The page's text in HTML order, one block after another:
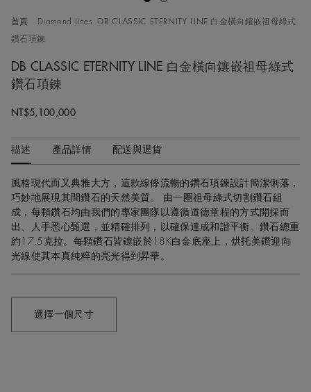
首頁 Diamond Lines DB CLASSIC ETERNITY LINE 白金橫向鑲嵌祖母綠式
鑽石項鍊
DB CLASSIC ETERNITY LINE 白金橫向鑲嵌祖母綠式
鑽石項鍊
Original price
NT$5,100,000
描述 產品詳情 配送與退貨
風格現代而又典雅大方，這款線條流暢的鑽石項鍊設計簡潔俐落，
巧妙地展現其間鑽石的天然美質。 由一圈祖母綠式切割鑽石組
成，每顆鑽石均由我們的專家團隊以遵循道德章程的方式開採而
出、人手悉心甄選，並精確排列，以確保達成和諧平衡。鑽石總重
約17.5克拉。每顆鑽石皆鑲嵌於18K白金底座上，烘托美鑽迎向
光線使其本真純粹的亮光得到昇華。
選擇一個尺寸